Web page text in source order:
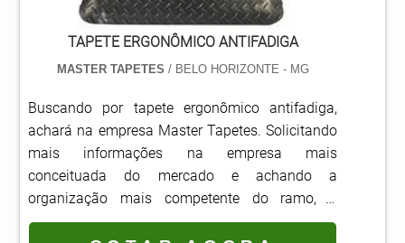
o que precisa para tapete vinil personalizado.
São opções variadas que a empresa oferece,
de PVC.É reconhecida por ser comprometida
com os serviços e inovadora, padrões
alcançados por conter escritório de alta
qualidade onde são realizadas as atividades e
equipamentos de última geração. Todos esses
fatores, agregados a uma equipe
TAPETE ERGONÔMICO ANTIFADIGA
MASTER TAPETES / BELO HORIZONTE - MG
Buscando por tapete ergonômico antifadiga,
achará na empresa Master Tapetes. Solicitando
mais informações na empresa mais
conceituada do mercado e achando a
organização mais competente do ramo, a
aquisição é mais assertiva.Quando a temática é